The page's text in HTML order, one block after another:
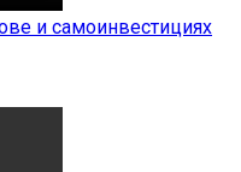
и самоинвестициях